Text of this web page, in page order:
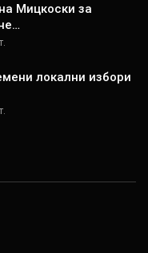
Мицкоски за
локални избори